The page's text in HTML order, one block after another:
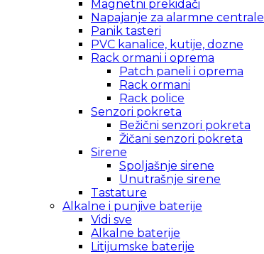
Magnetni prekidači
Napajanje za alarmne centrale
Panik tasteri
PVC kanalice, kutije, dozne
Rack ormani i oprema
Patch paneli i oprema
Rack ormani
Rack police
Senzori pokreta
Bežični senzori pokreta
Žičani senzori pokreta
Sirene
Spoljašnje sirene
Unutrašnje sirene
Tastature
Alkalne i punjive baterije
Vidi sve
Alkalne baterije
Litijumske baterije